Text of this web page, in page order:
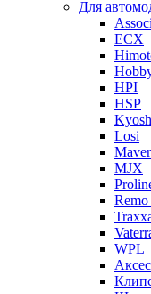
Для
ECX
HPI
HSP
Losi
MJX
WPL